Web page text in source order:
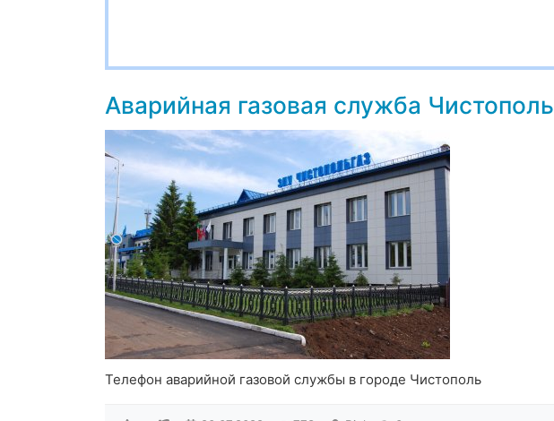
Аварийная газовая служба Чистополь
Телефон аварийной газовой службы в городе Чистополь